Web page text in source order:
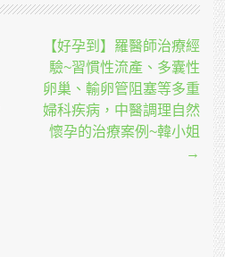
【好孕到】羅醫師治療經
驗~習慣性流產、多囊性
卵巢、輸卵管阻塞等多重
婦科疾病，中醫調理自然
懷孕的治療案例~韓小姐
→